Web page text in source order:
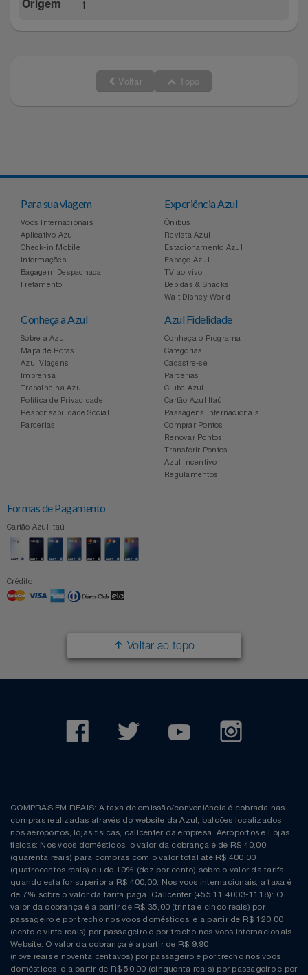
Origem 1
Voltar Topo
Para sua viagem
Voos Internacionais
Aplicativo Azul
Check-in Mobile
Informações
Bagagem Despachada
Fretamento
Experiência Azul
Ônibus
Revista Azul
Estacionamento Azul
Espaço Azul
TV ao vivo
Bebidas & Snacks
Walt Disney World
Conheça a Azul
Sobre a Azul
Mapa de Rotas
Azul Viagens
Imprensa
Trabalhe na Azul
Política de Privacidade
Responsabilidade Social
Parcerias
Azul Fidelidade
Conheça o Programa
Categorias
Cadastre-se
Parcerias
Clube Azul
Cartão Azul Itaú
Passagens Internacionais
Comprar Pontos
Renovar Pontos
Transferir Pontos
Azul Incentivo
Regulamentos
Formas de Pagamento
Cartão Azul Itaú
Crédito
Voltar ao topo
COMPRAS EM REAIS: A taxa de emissão/conveniência é cobrada nas
compras realizadas através do website da Azul, balcões localizados
nos aeroportos, lojas físicas, callcenter da empresa. Aeroportos e Lojas
físicas: Nos voos domésticos, o valor da cobrança é de R$ 40,00
(quarenta reais) para compras com o valor total até R$ 400,00
(quatrocentos reais) ou de 10% (dez por cento) sobre o valor da tarifa
quando esta for superior a R$ 400,00. Nos voos internacionais, a taxa é
de 7% sobre o valor da tarifa paga. Callcenter (+55 11 4003-1118): O
valor da cobrança é a partir de R$ 35,00 (trinta e cinco reais) por
passageiro e por trecho nos voos domésticos, e a partir de R$ 120,00
(cento e vinte reais) por passageiro e por trecho nos voos internacionais.
Website: O valor da cobrança é a partir de R$ 9,90
(nove reais e noventa centavos) por passageiro e por trecho nos voos
domésticos, e a partir de R$ 50,00 (cinquenta reais) por passageiro e por